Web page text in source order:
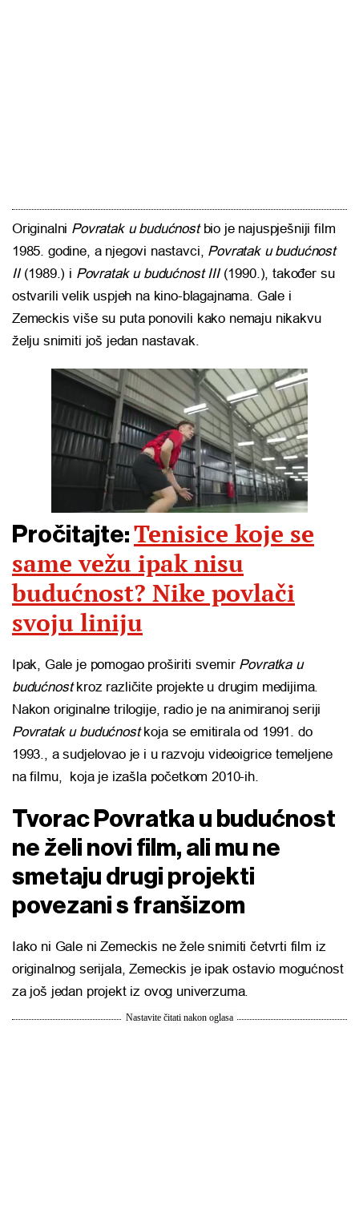
Originalni Povratak u budućnostbio je najuspješniji film
1985. godine, a njegovi nastavci, Povratak u budućnost
II(1989.) i Povratak u budućnost III(1990.), također su
ostvarili velik uspjeh na kino-blagajnama. Gale i
Zemeckis više su puta ponovili kako nemaju nikakvu
želju snimiti još jedan nastavak.
Pročitajte: Tenisice koje se
same vežu ipak nisu
budućnost? Nike povlači
svoju liniju
Ipak, Gale je pomogao proširiti svemir Povratka u
budućnostkroz različite projekte u drugim medijima.
Nakon originalne trilogije, radio je na animiranoj seriji
Povratak u budućnost koja se emitirala od 1991. do
1993., a sudjelovao je i u razvoju videoigrice temeljene
na filmu, koja je izašla početkom 2010-ih.
Tvorac Povratka u budućnost
ne želi novi film, ali mu ne
smetaju drugi projekti
povezani s franšizom
Iako ni Gale ni Zemeckis ne žele snimiti četvrti film iz
originalnog serijala, Zemeckis je ipak ostavio mogućnost
za još jedan projekt iz ovog univerzuma.
Nastavite čitati nakon oglasa